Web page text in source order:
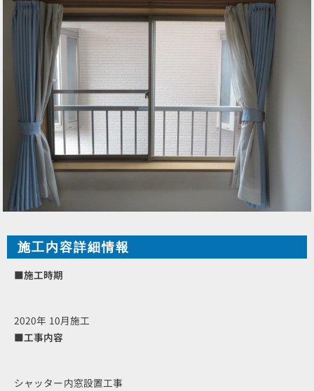
施工内容詳細情報
■施工時期
2020年 10月施工
■工事内容
シャッター内窓設置工事